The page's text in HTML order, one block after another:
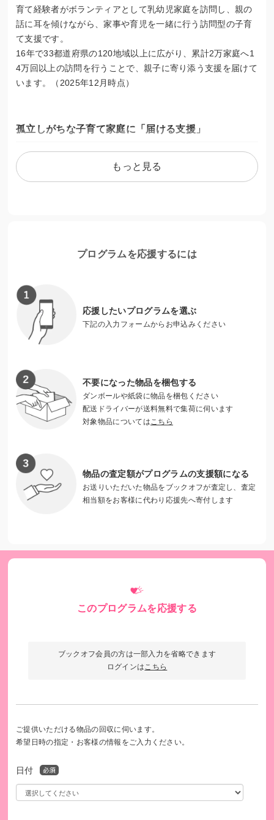
育て経験者がボランティアとして乳幼児家庭を訪問し、親の
話に耳を傾けながら、家事や育児を一緒に行う訪問型の子育
て支援です。
16年で33都道府県の120地域以上に広がり、累計2万家庭へ1
4万回以上の訪問を行うことで、親子に寄り添う支援を届けて
います。（2025年12月時点）
孤立しがちな子育て家庭に「届ける支援」
手助けが必要な状況にあっても、窓口や支援拠点まで自ら出
向いていくことが難しい家庭が多くあります。
援が注目されていますが、誰もが気軽に利用できるサポート
は、まだ十分とは言えません。
でも、我慢することなくサポートを受けることができます。
いっしょに子どもを見守ってくれる人がそばにいるだけで安
心！
寄り添う支援を全国各地へ！
2025年、およそ10の市で、新たにホームスタートの活動が始
まりました。
訪問ボランティアになる方には、20時間を超える充実した研
もっと見る
プログラムを応援するには
応援したいプログラムを選ぶ
下記の入力フォームからお申込みください
不要になった物品を梱包する
ダンボールや紙袋に物品を梱包ください
配送ドライバーが送料無料で集荷に伺います
対象物品については こちら
物品の査定額がプログラムの支援額になる
お送りいただいた物品をブックオフが査定し、査定
相当額をお客様に代わり応援先へ寄付します
このプログラムを応援する
ブックオフ会員の方は一部入力を省略できます
ログインはこちら
ご提供いただける物品の回収に伺います。
希望日時の指定・お客様の情報をご入力ください。
日付